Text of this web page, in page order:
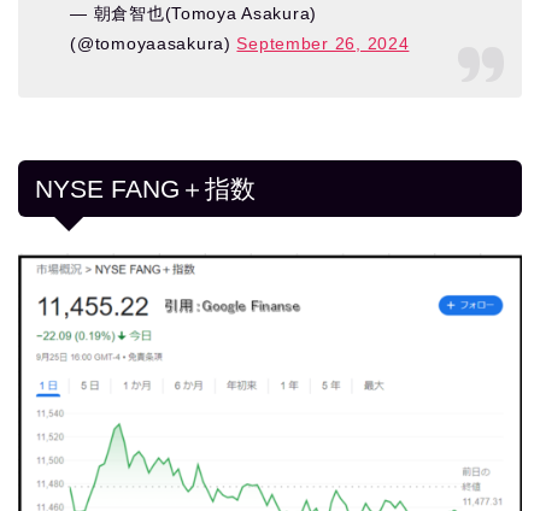
— 朝倉智也(Tomoya Asakura)
(@tomoyaasakura)September 26, 2024
NYSE FANG＋指数